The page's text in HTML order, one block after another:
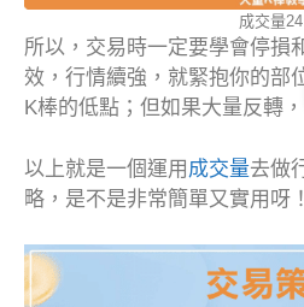
成交量24
所以，交易時一定要學會停損
效，行情續強，就緊抱你的部
K棒的低點；但如果大量反轉
以上就是一個運用 成交量去做
略，是不是非常簡單又實用呀！